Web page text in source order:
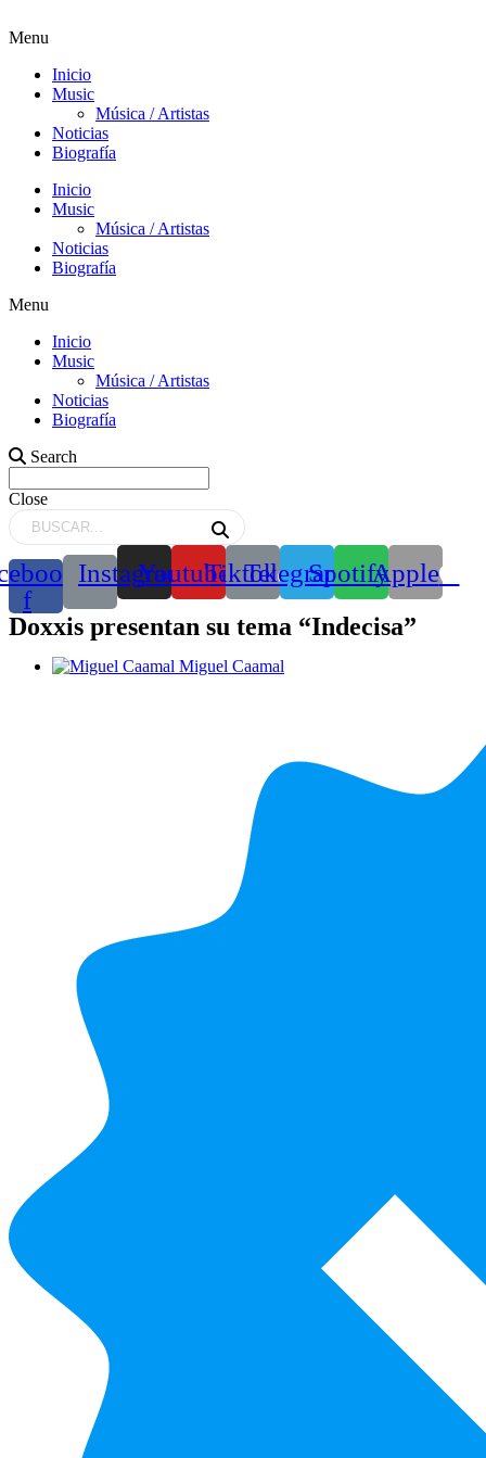
Menu
Inicio
Music
Música / Artistas
Noticias
Biografía
Inicio
Music
Música / Artistas
Noticias
Biografía
Menu
Inicio
Music
Música / Artistas
Noticias
Biografía
Search
Close
f
Instagram
YoutubeTiktokTelegramSpotifyApple
Doxxis presentan su tema “Indecisa”
Miguel Caamal